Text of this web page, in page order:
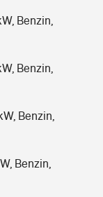
Benzin,
Benzin,
Benzin,
Benzin,